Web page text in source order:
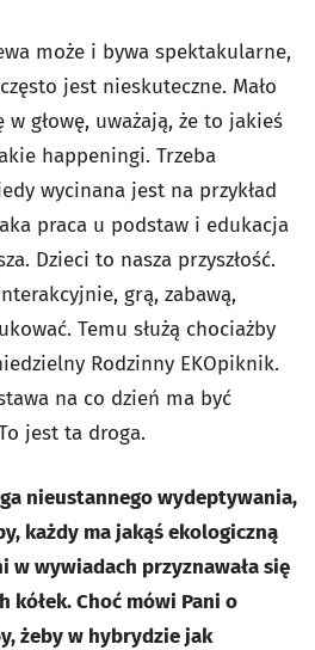
może i bywa spektakularne,
jest nieskuteczne. Mało
głowę, uważają, że to jakieś
happeningi. Trzeba
wycinana jest na przykład
praca u podstaw i edukacja
Dzieci to nasza przyszłość.
grą, zabawą,
Temu służą chociażby
Rodzinny EKOpiknik.
na co dzień ma być
jest ta droga.
nieustannego wydeptywania,
każdy ma jakąś ekologiczną
w wywiadach przyznawała się
kółek. Choć mówi Pani o
żeby w hybrydzie jak